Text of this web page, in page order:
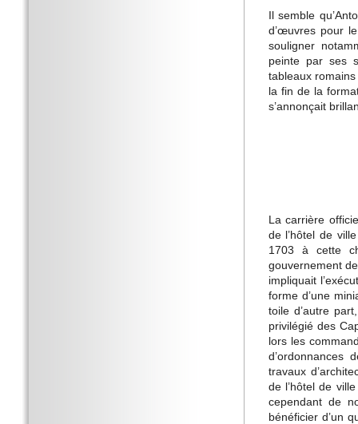
Il semble
d’œuvres pour
souligner
peinte par ses
tableaux
la fin de la
s’annonçait
La carrière
de l’hôtel de
1703 à cette
gouvernement
impliquait
forme d’une
toile d’autre
privilégié des
lors les
d’ordonnances
travaux
de l’hôtel de
cependant de
bénéficier d’un